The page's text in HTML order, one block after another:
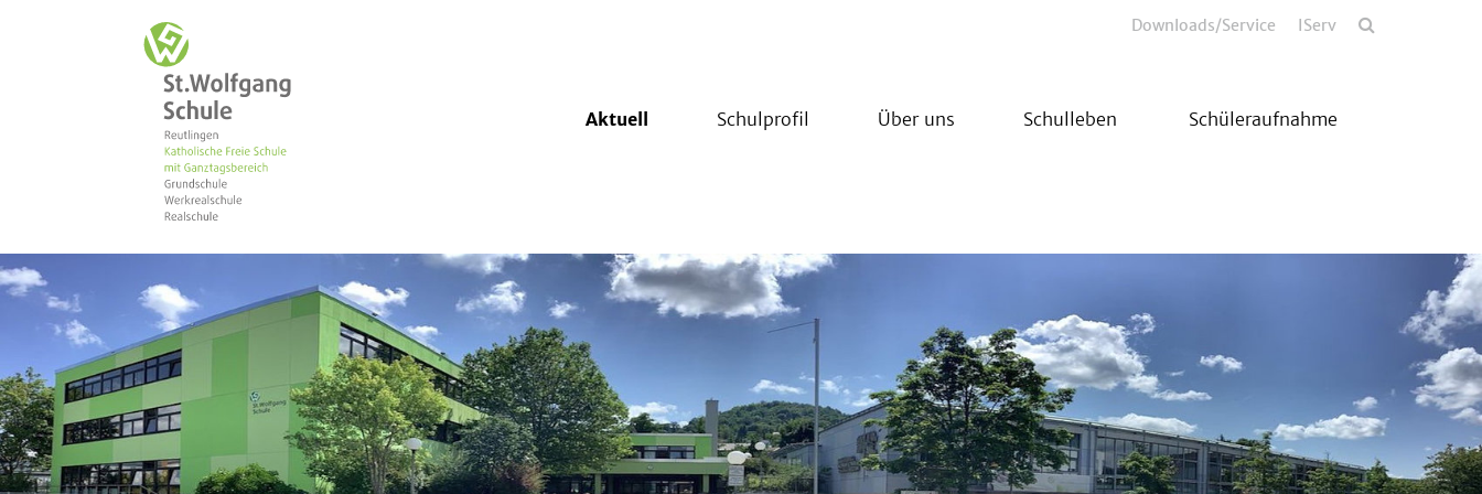
Downloads/Service IServ
Aktuell Schulprofil Über uns Schulleben Schüleraufnahme